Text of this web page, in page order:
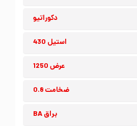
دکوراتیو
استیل 430
عرض 1250
ضخامت 0.8
براق BA